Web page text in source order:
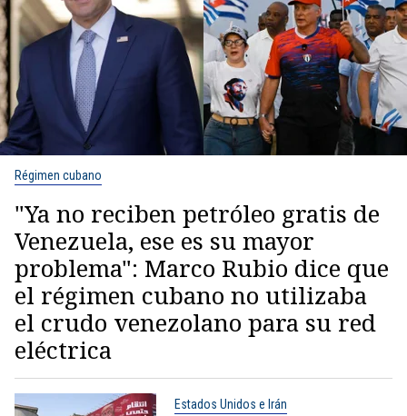
Régimen cubano
"Ya no reciben petróleo gratis de
Venezuela, ese es su mayor
problema": Marco Rubio dice que
el régimen cubano no utilizaba
el crudo venezolano para su red
eléctrica
Estados Unidos e Irán